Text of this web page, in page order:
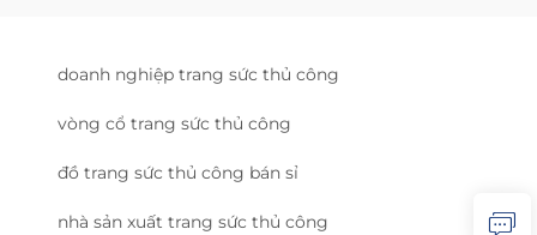
doanh nghiệp trang sức thủ công
vòng cổ trang sức thủ công
đồ trang sức thủ công bán sỉ
nhà sản xuất trang sức thủ công